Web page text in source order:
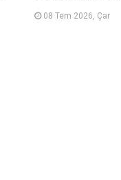
08 Tem 2026, Çar